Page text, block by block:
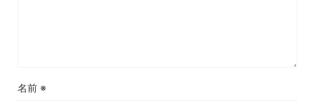
名前 ※